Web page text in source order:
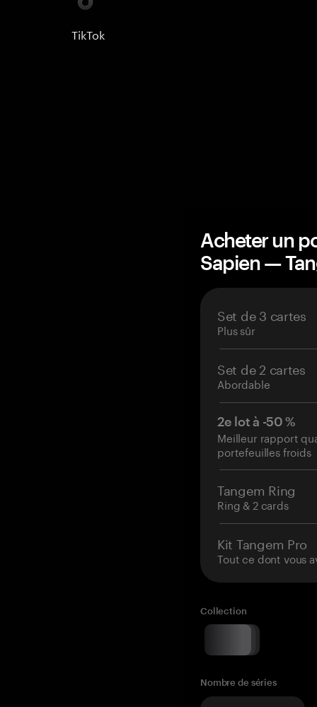
TikTok
Acheter un
Sapien —
Set de 3 cartes
Plus sûr
Set de 2 cartes
Abordable
2e lot à -50 %
Meilleur rapport
portefeuilles froids
Tangem Ring
Ring & 2 cards
Kit Tangem Pro
Tout ce dont vous
Collection
Nombre de séries